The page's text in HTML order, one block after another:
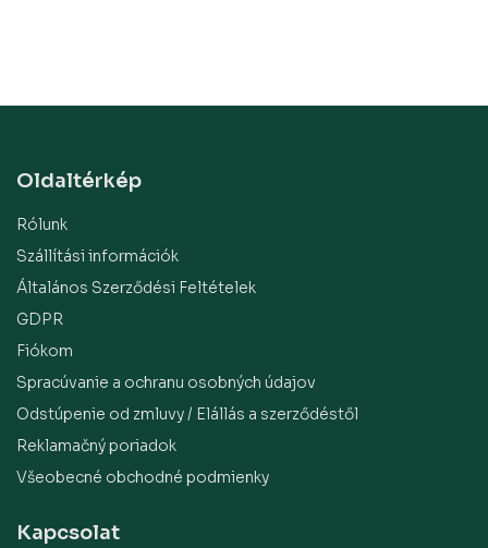
Oldaltérkép
Rólunk
Szállítási információk
Általános Szerződési Feltételek
GDPR
Fiókom
Spracúvanie a ochranu osobných údajov
Odstúpenie od zmluvy / Elállás a szerződéstől
Reklamačný poriadok
Všeobecné obchodné podmienky
Kapcsolat